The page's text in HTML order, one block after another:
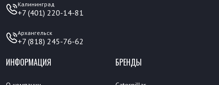
Калининград
+7 (401) 220-14-81
Архангельск
+7 (818) 245-76-62
ИНФОРМАЦИЯ БРЕНДЫ